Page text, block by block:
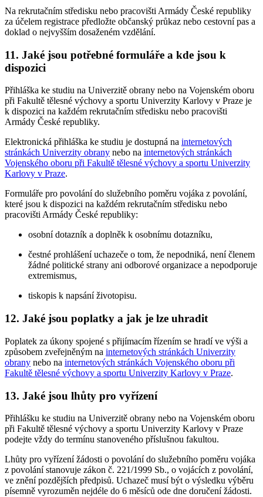
Na rekrutačním středisku nebo pracovišti Armády České republiky
za účelem registrace předložte občanský průkaz nebo cestovní pas a
doklad o nejvyšším dosaženém vzdělání.
11. Jaké jsou potřebné formuláře a kde jsou k
dispozici
Přihláška ke studiu na Univerzitě obrany nebo na Vojenském oboru
při Fakultě tělesné výchovy a sportu Univerzity Karlovy v Praze je
k dispozici na každém rekrutačním středisku nebo pracovišti
Armády České republiky.
Elektronická přihláška ke studiu je dostupná na internetových
stránkách Univerzity obrany nebo na internetových stránkách
Vojenského oboru při Fakultě tělesné výchovy a sportu Univerzity
Karlovy v Praze.
Formuláře pro povolání do služebního poměru vojáka z povolání,
které jsou k dispozici na každém rekrutačním středisku nebo
pracovišti Armády České republiky:
osobní dotazník a doplněk k osobnímu dotazníku,
čestné prohlášení uchazeče o tom, že nepodniká, není členem
žádné politické strany ani odborové organizace a nepodporuje
extremismus,
tiskopis k napsání životopisu.
12. Jaké jsou poplatky a jak je lze uhradit
Poplatek za úkony spojené s přijímacím řízením se hradí ve výši a
způsobem zveřejněným na internetových stránkách Univerzity
obrany nebo na internetových stránkách Vojenského oboru při
Fakultě tělesné výchovy a sportu Univerzity Karlovy v Praze.
13. Jaké jsou lhůty pro vyřízení
Přihlášku ke studiu na Univerzitě obrany nebo na Vojenském oboru
při Fakultě tělesné výchovy a sportu Univerzity Karlovy v Praze
podejte vždy do termínu stanoveného příslušnou fakultou.
Lhůty pro vyřízení žádosti o povolání do služebního poměru vojáka
z povolání stanovuje zákon č. 221/1999 Sb., o vojácích z povolání,
ve znění pozdějších předpisů. Uchazeč musí být o výsledku výběru
písemně vyrozuměn nejdéle do 6 měsíců ode dne doručení žádosti.